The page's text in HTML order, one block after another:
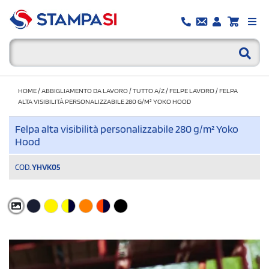
HOME/ABBIGLIAMENTO DA LAVORO/TUTTO A/Z/FELPE LAVORO/FELPA
ALTA VISIBILITÀ PERSONALIZZABILE 280 G/M² YOKO HOOD
Felpa alta visibilità personalizzabile 280 g/m² Yoko
Hood
COD. YHVK05